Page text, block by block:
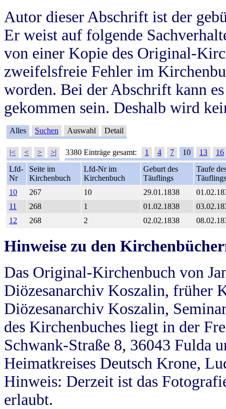
Autor dieser Abschrift ist der
Er weist auf folgende
von einer Kopie des Original-
zweifelsfreie Fehler im
worden. Bei der Abschrift kann
gekommen sein. Deshalb wird
Alles Suchen Auswahl Detail
|< < > >| 3380 Einträge gesamt: 1 4 7 10 13
16
Lfd-
Nr
Seite im
Kirchenbuch
Lfd-Nr im
Kirchenbuch
Geburt des
Täuflings
Taufe
Täuflings
10
267 10 29.01.1838
11
268 1 01.02.1838
12
268 2 02.02.1838
Hinweise zu den
Das Original-Kirchenbuch von
Diözesanarchiv Koszalin, früher
Diözesanarchiv Koszalin,
des Kirchenbuches liegt in der
Schwank-Straße 8, 36043 Fulda
Heimatkreises Deutsch Krone,
Hinweis: Derzeit ist das
erlaubt.